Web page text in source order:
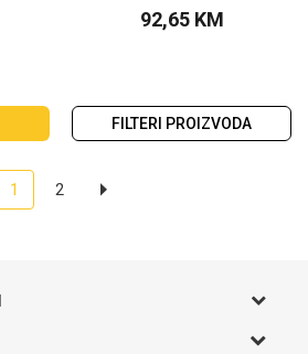
92,65 KM
FILTERI PROIZVODA
1 2